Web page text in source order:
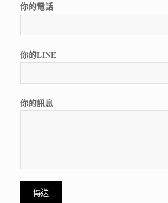
你的電話
你的LINE
你的訊息